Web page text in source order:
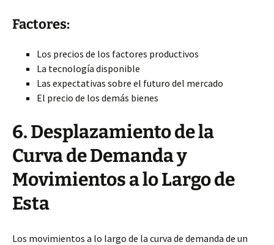
Factores:
Los precios de los factores productivos
La tecnología disponible
Las expectativas sobre el futuro del mercado
El precio de los demás bienes
6. Desplazamiento de la
Curva de Demanda y
Movimientos a lo Largo de
Esta
Los movimientos a lo largo de la curva de demanda de un